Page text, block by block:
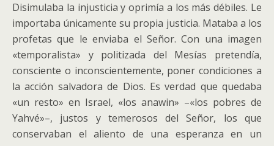
Disimulaba la injusticia y oprimía a los más débiles. Le
importaba únicamente su propia justicia. Mataba a los
profetas que le enviaba el Señor. Con una imagen
«temporalista» y politizada del Mesías pretendía,
consciente o inconscientemente, poner condiciones a
la acción salvadora de Dios. Es verdad que quedaba
«un resto» en Israel, «los anawin» –«los pobres de
Yahvé»–, justos y temerosos del Señor, los que
conservaban el aliento de una esperanza en un